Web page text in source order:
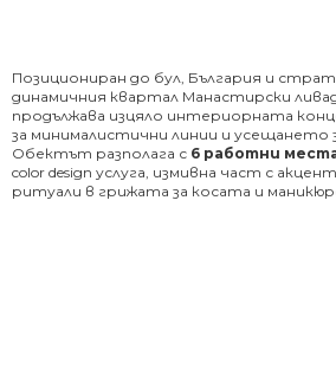
Позициониран до бул, България и
динамичния квартал Манастирски
продължава изцяло интериорната
за минималистични линии и усещането
Обектът разполага с 6 работни
color design услуга, измивна част с
ритуали в грижата за косата и